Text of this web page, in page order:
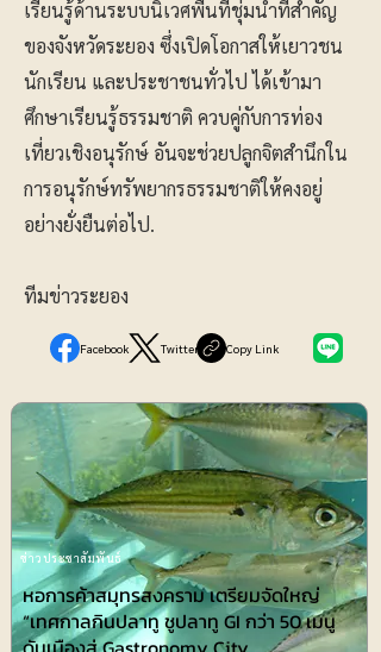
เรียนรู้ด้านระบบนิเวศพื้นที่ชุ่มน้ำที่สำคัญ
ของจังหวัดระยอง ซึ่งเปิดโอกาสให้เยาวชน
นักเรียน และประชาชนทั่วไป ได้เข้ามา
ศึกษาเรียนรู้ธรรมชาติ ควบคู่กับการท่อง
เที่ยวเชิงอนุรักษ์ อันจะช่วยปลูกจิตสำนึกใน
การอนุรักษ์ทรัพยากรธรรมชาติให้คงอยู่
อย่างยั่งยืนต่อไป.
ทีมข่าวระยอง
Facebook Twitter Copy Link
หอการค้าสมุทรสงคราม เตรียมจัดใหญ่
“เทศกาลกินปลาทู ชูปลาทู GI กว่า 50 เมนู
ข่าวประชาสัมพันธ์